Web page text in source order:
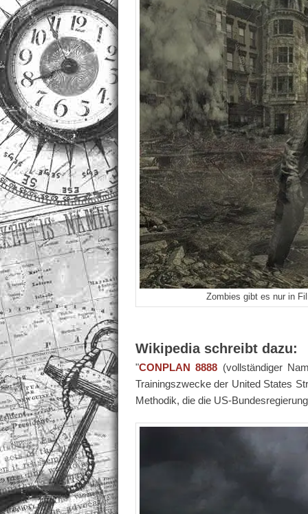
Zombies gibt es nur in
Wikipedia schreibt dazu:
"CONPLAN 8888 (vollständiger
Trainingszwecke der United States
Methodik, die die US-